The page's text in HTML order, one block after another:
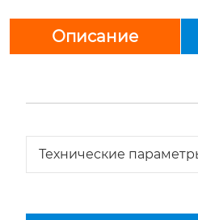
Описание
Технические